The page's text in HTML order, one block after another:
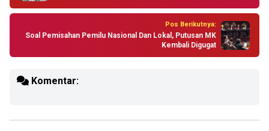
Pos Berikutnya:
Soal Pemisahan Pemilu Nasional Dan Lokal, Putusan MK
Kembali Digugat
Komentar: